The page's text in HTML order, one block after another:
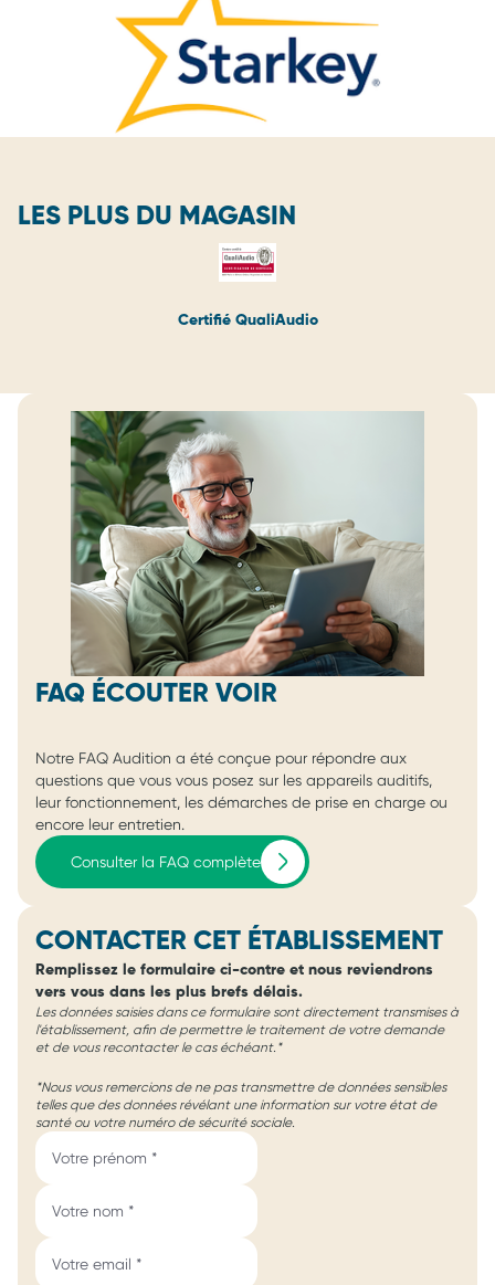
LES PLUS DU MAGASIN
Certifié QualiAudio
FAQ ÉCOUTER VOIR
Notre FAQ Audition a été conçue pour répondre aux
questions que vous vous posez sur les appareils auditifs,
leur fonctionnement, les démarches de prise en charge ou
encore leur entretien.
Consulter la FAQ complète
CONTACTER CET ÉTABLISSEMENT
Remplissez le formulaire ci-contre et nous reviendrons
vers vous dans les plus brefs délais.
Les données saisies dans ce formulaire sont directement transmises à
l'établissement, afin de permettre le traitement de votre demande
et de vous recontacter le cas échéant.*
*Nous vous remercions de ne pas transmettre de données sensibles
telles que des données révélant une information sur votre état de
santé ou votre numéro de sécurité sociale.